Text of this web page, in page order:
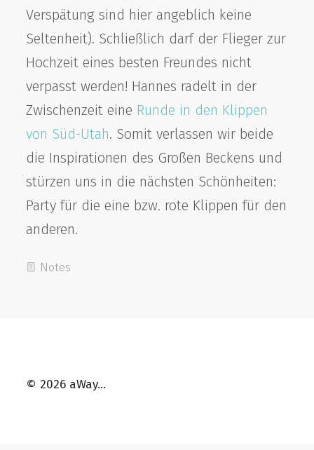
Verspätung sind hier angeblich keine
Seltenheit). Schließlich darf der Flieger zur
Hochzeit eines besten Freundes nicht
verpasst werden! Hannes radelt in der
Zwischenzeit eine Runde in den Klippen
von Süd-Utah. Somit verlassen wir beide
die Inspirationen des Großen Beckens und
stürzen uns in die nächsten Schönheiten:
Party für die eine bzw. rote Klippen für den
anderen.
Notes
© 2026 aWay…